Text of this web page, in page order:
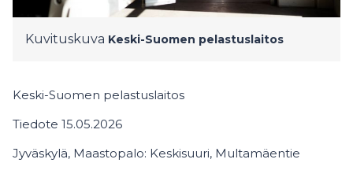
Kuvituskuva Keski-Suomen pelastuslaitos
Keski-Suomen pelastuslaitos
Tiedote 15.05.2026
Jyväskylä, Maastopalo: Keskisuuri, Multamäentie